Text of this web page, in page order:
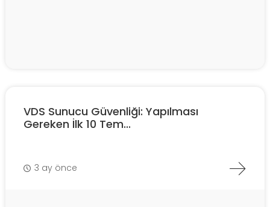
VDS Sunucu Güvenliği: Yapılması
Gereken İlk 10 Tem...
3 ay önce